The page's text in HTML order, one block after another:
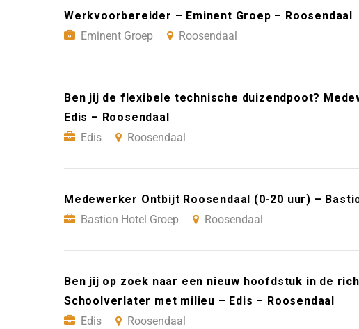
Werkvoorbereider – Eminent Groep – Roosendaal
Eminent Groep
Roosendaal
Ben jij de flexibele technische duizendpoot?
Edis – Roosendaal
Edis
Roosendaal
Medewerker Ontbijt Roosendaal (0-20 uur) –
Bastion Hotel Groep
Roosendaal
Ben jij op zoek naar een nieuw hoofdstuk in de
Schoolverlater met milieu – Edis – Roosendaal
Edis
Roosendaal